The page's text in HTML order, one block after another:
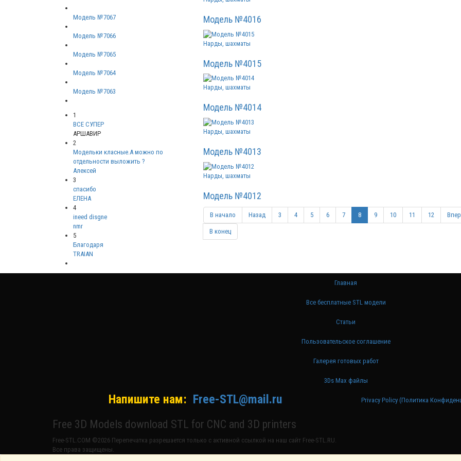
Модель №7067
Модель №7066
Модель №7065
Модель №7064
Модель №7063
1
ВСЕ СУПЕР
АРШАВИР
2
Модельки класные.А можно по
отдельности выложить ?
Алексей
3
спасибо
ЕЛЕНА
4
ineed disgne
nmr
5
Благодаря
TRAIAN
Модель №4016
Нарды, шахматы
Модель №4015
Нарды, шахматы
Модель №4014
Нарды, шахматы
Модель №4013
Нарды, шахматы
Модель №4012
В начало Назад 3 4 5 6 7 8 9 10 11 12
В конец
Главная
Все бесплатные STL модели
Статьи
Пользовательское соглашение
Галерея готовых работ
3Ds Max файлы
Напишите нам: Free-STL@mail.ru
Free 3D Models download STL for CNC and 3D printers
Free-STL.COM ©2026 Перепечатка разрешается только с активной ссылкой на наш сайт Free-STL.RU.
Все права защищены.
Privacy Policy (Политика